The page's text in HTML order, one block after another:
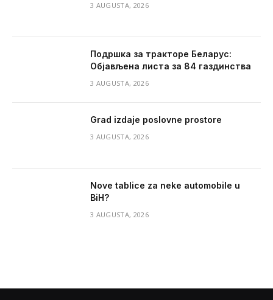
3 AUGUSTA, 2026
Подршка за тракторе Беларус:
Објављена листа за 84 газдинства
3 AUGUSTA, 2026
Grad izdaje poslovne prostore
3 AUGUSTA, 2026
Nove tablice za neke automobile u
BiH?
3 AUGUSTA, 2026